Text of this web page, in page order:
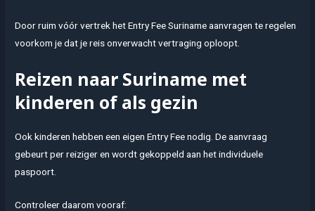
Door ruim vóór vertrek het Entry Fee Suriname aanvragen te regelen
voorkom je dat je reis onverwacht vertraging oploopt.
Reizen naar Suriname met
kinderen of als gezin
Ook kinderen hebben een eigen Entry Fee nodig. De aanvraag
gebeurt per reiziger en wordt gekoppeld aan het individuele
paspoort.
Controleer daarom vooraf: